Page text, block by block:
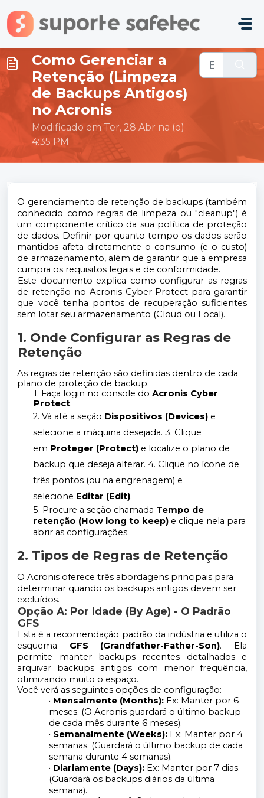
Ir para o conteúdo principal
Como Gerenciar a
Retenção (Limpeza
de Backups Antigos)
no Acronis
Modificado em Ter, 28 Abr na (o)
4:35 PM
O gerenciamento de retenção de backups (também
conhecido como regras de limpeza ou "cleanup") é
um componente crítico da sua política de proteção
de dados. Definir por quanto tempo os dados serão
mantidos afeta diretamente o consumo (e o custo)
de armazenamento, além de garantir que a empresa
cumpra os requisitos legais e de conformidade.
Este documento explica como configurar as regras
de retenção no Acronis Cyber Protect para garantir
que você tenha pontos de recuperação suficientes
sem lotar seu armazenamento (Cloud ou Local).
1. Onde Configurar as Regras de
Retenção
As regras de retenção são definidas dentro de cada
plano de proteção de backup.
1. Faça login no console doAcronis Cyber
Protect.
2. Vá até a seção Dispositivos (Devices) e
selecione a máquina desejada. 3. Clique
em Proteger (Protect) e localize o plano de
backup que deseja alterar. 4. Clique no ícone de
três pontos (ou na engrenagem) e
selecione Editar (Edit).
5. Procure a seção chamada Tempo de
retenção (How long to keep) e clique nela para
abrir as configurações.
2. Tipos de Regras de Retenção
O Acronis oferece três abordagens principais para
determinar quando os backups antigos devem ser
excluídos.
Opção A: Por Idade (By Age) - O Padrão
GFS
Esta é a recomendação padrão da indústria e utiliza o
esquema GFS (Grandfather-Father-Son). Ela
permite manter backups recentes detalhados e
arquivar backups antigos com menor frequência,
otimizando muito o espaço.
Você verá as seguintes opções de configuração:
• Mensalmente (Months): Ex: Manter por 6
meses. (O Acronis guardará o último backup
de cada mês durante 6 meses).
• Semanalmente (Weeks): Ex: Manter por 4
semanas. (Guardará o último backup de cada
semana durante 4 semanas).
• Diariamente (Days): Ex: Manter por 7 dias.
(Guardará os backups diários da última
semana).